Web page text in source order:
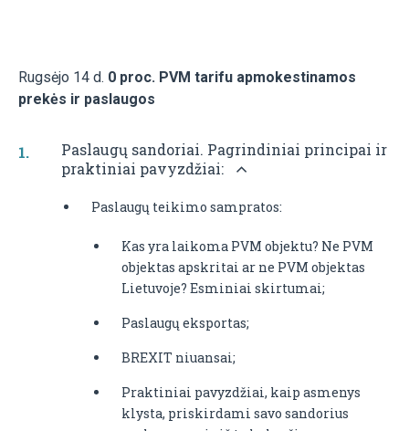
Rugsėjo 14 d. 0 proc. PVM tarifu apmokestinamos
prekės ir paslaugos
Paslaugų sandoriai. Pagrindiniai principai ir
praktiniai pavyzdžiai:
Paslaugų teikimo sampratos:
Kas yra laikoma PVM objektu? Ne PVM
objektas apskritai ar ne PVM objektas
Lietuvoje? Esminiai skirtumai;
Paslaugų eksportas;
BREXIT niuansai;
Praktiniai pavyzdžiai, kaip asmenys
klysta, priskirdami savo sandorius